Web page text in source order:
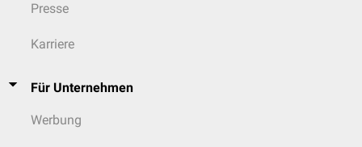
Presse
Karriere
Für Unternehmen
Werbung